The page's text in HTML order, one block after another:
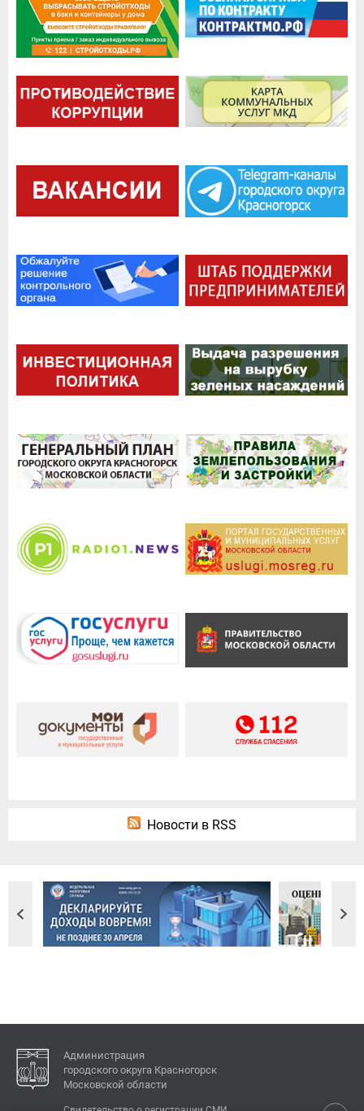
Новости в RSS
Администрация
городского округа Красногорск
Московской области